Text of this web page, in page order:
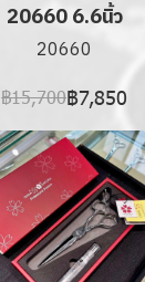
20660 6.6นิ้ว
20660
฿15,700฿7,850